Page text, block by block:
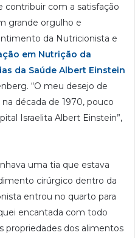
contribuir com a satisfação
grande orgulho e
da Nutricionista e
em Nutrição da
da Saúde Albert Einstein
“O meu desejo de
década de 1970, pouco
Israelita Albert Einstein”,
uma tia que estava
cirúrgico dentro da
entrou no quarto para
encantada com todo
propriedades dos alimentos